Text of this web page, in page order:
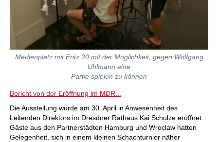
Medienplatz mit Fritz 20 mit der Möglichkeit, gegen Wolfgang
Uhlmann eine
Partie spielen zu können
Bericht von der Eröffnung im MDR...
Die Ausstellung wurde am 30. April in Anwesenheit des
Leitenden Direktors im Dresdner Rathaus Kai Schulze eröffnet.
Gäste aus den Partnerstädten Hamburg und Wroclaw hatten
Gelegenheit, sich in einem kleinen Schachturnier näher